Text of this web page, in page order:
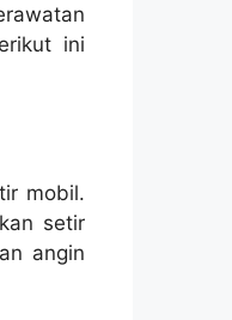
ini
mobil.
setir
angin